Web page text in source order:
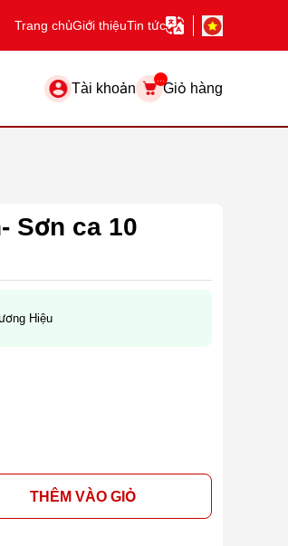
Trang chủGiới thiệuTin tức
Tài khoản
...
Giỏ hàng
Sơn ca 10
Hiệu
THÊM VÀO GIỎ